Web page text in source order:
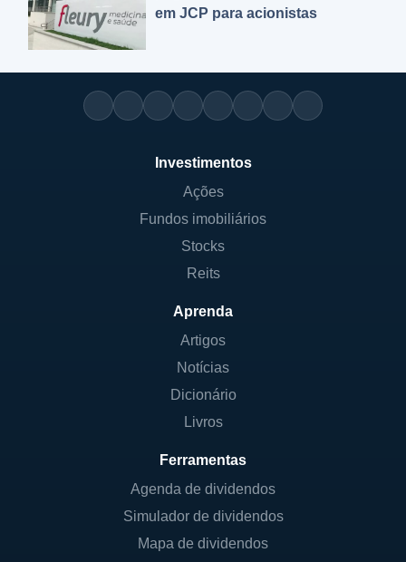
em JCP para acionistas
Investimentos
Ações
Fundos imobiliários
Stocks
Reits
Aprenda
Artigos
Notícias
Dicionário
Livros
Ferramentas
Agenda de dividendos
Simulador de dividendos
Mapa de dividendos